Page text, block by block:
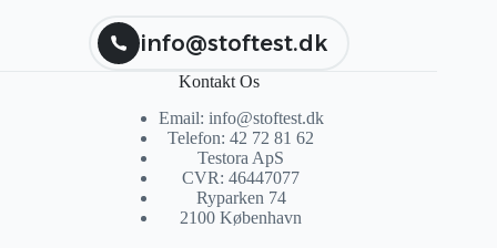
info@stoftest.dk
Kontakt Os
Email: info@stoftest.dk
Telefon: 42 72 81 62
Testora ApS
CVR: 46447077
Ryparken 74
2100 København